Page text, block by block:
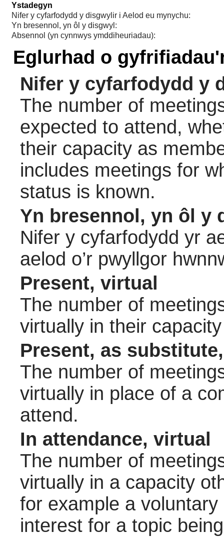
Ystadegyn
Nifer y cyfarfodydd y disgwylir i Aelod eu mynychu:
Yn bresennol, yn ôl y disgwyl:
Absennol (yn cynnwys ymddiheuriadau):
Eglurhad o
Nifer y cyfarfodydd y
The number of
expected to attend,
their capacity as
includes meetings for
status is known.
Yn bresennol, yn ôl y
Nifer y cyfarfodydd yr
aelod o’r pwyllgor
Present, virtual
The number of
virtually in their
Present, as
The number of
virtually in place of a
attend.
In attendance, virtual
The number of
virtually in a capacity
for example a
interest for a topic